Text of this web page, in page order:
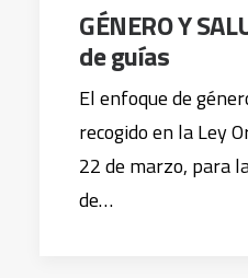
GÉNERO Y
de guías
El enfoque de
recogido en la Ley
22 de marzo, para
de…